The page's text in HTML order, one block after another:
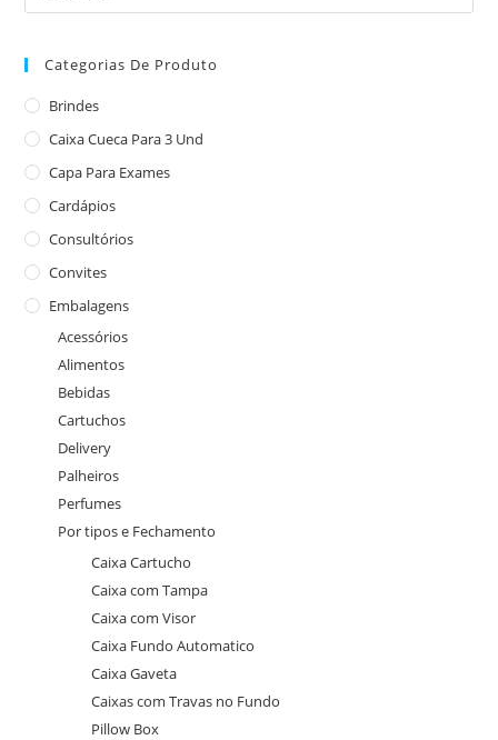
Categorias De Produto
Brindes
Caixa Cueca Para 3 Und
Capa Para Exames
Cardápios
Consultórios
Convites
Embalagens
Acessórios
Alimentos
Bebidas
Cartuchos
Delivery
Palheiros
Perfumes
Por tipos e Fechamento
Caixa Cartucho
Caixa com Tampa
Caixa com Visor
Caixa Fundo Automatico
Caixa Gaveta
Caixas com Travas no Fundo
Pillow Box